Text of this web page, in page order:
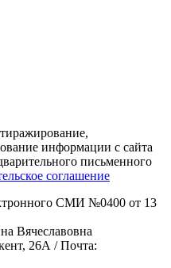
информации с сайта
письменного
соглашение
СМИ №0400 от 13
Вячеславовна
26А / Почта: